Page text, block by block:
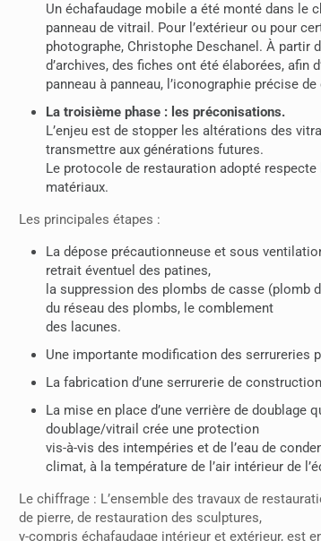
Un échafaudage mobile a été monté dans le
panneau de vitrail. Pour l’extérieur ou pour
photographe, Christophe Deschanel. À partir
d’archives, des fiches ont été élaborées,
panneau à panneau, l’iconographie précise
La troisième phase : les préconisations.
L’enjeu est de stopper les altérations des
transmettre aux générations futures.
Le protocole de restauration adopté
matériaux.
Les principales étapes :
La dépose précautionneuse et sous
retrait éventuel des patines,
la suppression des plombs de casse (plomb
du réseau des plombs, le comblement
des lacunes.
Une importante modification des serrureries
La fabrication d’une serrurerie de
La mise en place d’une verrière de doublage
doublage/vitrail crée une protection
vis-à-vis des intempéries et de l’eau de
climat, à la température de l’air intérieur de
Le chiffrage : L’ensemble des travaux de
de pierre, de restauration des sculptures,
y-compris échafaudage intérieur et extérieur, est